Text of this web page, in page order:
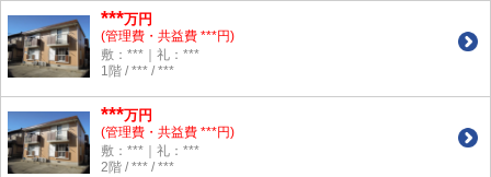
***万円
(管理費・共益費 ***円)
敷：***｜礼：***
1階 / *** / ***
***万円
(管理費・共益費 ***円)
敷：***｜礼：***
2階 / *** / ***